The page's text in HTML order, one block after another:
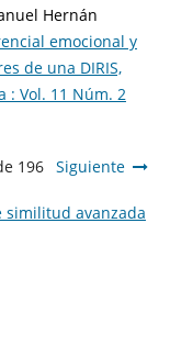
Hernán
emocional y
de una DIRIS,
: Vol. 11 Núm. 2
196 Siguiente
avanzada